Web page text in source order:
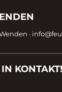
·
KONTAKT!